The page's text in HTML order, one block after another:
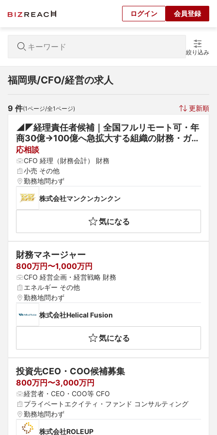
ログイン 会員登録
絞り込み
福岡県/CFO/経営の求人
9 件(1ページ/全1ページ) 更新順
◢◤経理責任者候補｜全国フルリモート可・年
商30億→100億へ急拡大する組織の財務・ガバ
ナンス基盤を内製化する管理部門の立ち上げメ
ンバー
応相談
CFO 経理（財務会計） 財務
小売 その他
勤務地問わず
株式会社マンクンカンクン
気になる
財務マネージャー
800万円〜1,000万円
CFO 経営企画・経営戦略 財務
エネルギー その他
勤務地問わず
株式会社Helical Fusion
気になる
投資先CEO・COO候補募集
800万円〜3,000万円
経営者・CEO・COO等 CFO
プライベートエクイティ・ファンド コンサルティング
勤務地問わず
株式会社ROLEUP